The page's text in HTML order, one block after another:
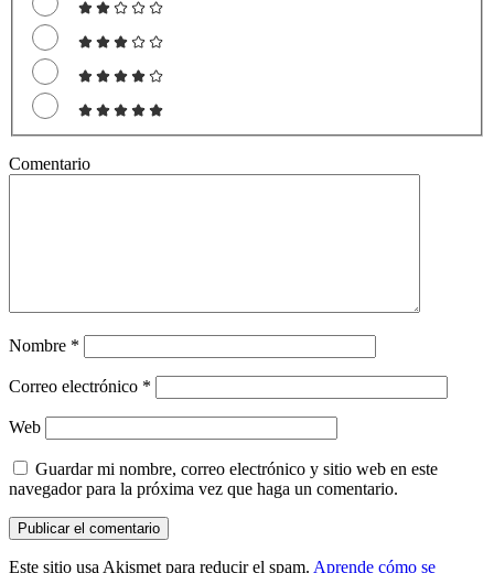
Comentario
Nombre *
Correo electrónico *
Web
Guardar mi nombre, correo electrónico y sitio web en este
navegador para la próxima vez que haga un comentario.
Este sitio usa Akismet para reducir el spam. Aprende cómo se